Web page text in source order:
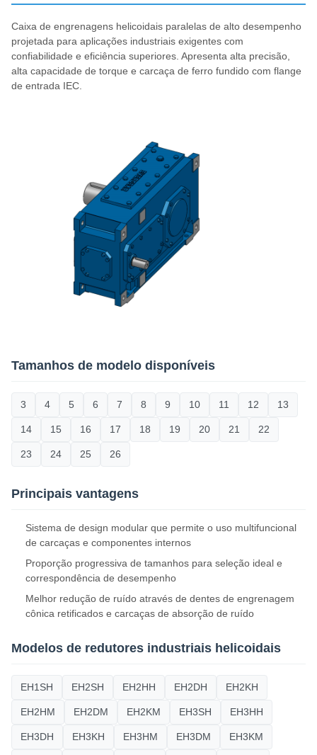
Caixa de engrenagens helicoidais paralelas de alto desempenho
projetada para aplicações industriais exigentes com
confiabilidade e eficiência superiores. Apresenta alta precisão,
alta capacidade de torque e carcaça de ferro fundido com flange
de entrada IEC.
Tamanhos de modelo disponíveis
3 4 5 6 7 8 9 10 11 12 13
14 15 16 17 18 19 20 21 22
23 24 25 26
Principais vantagens
Sistema de design modular que permite o uso multifuncional
de carcaças e componentes internos
Proporção progressiva de tamanhos para seleção ideal e
correspondência de desempenho
Melhor redução de ruído através de dentes de engrenagem
cônica retificados e carcaças de absorção de ruído
Modelos de redutores industriais helicoidais
EH1SH EH2SH EH2HH EH2DH EH2KH
EH2HM EH2DM EH2KM EH3SH EH3HH
EH3DH EH3KH EH3HM EH3DM EH3KM